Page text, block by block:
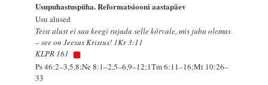
Usupuhastuspüha. Reformatsiooni aastapäev
Usu alused
Teist alust ei saa keegi rajada selle kõrvale, mis juba olemas
– see on Jeesus Kristus! 1Kr 3:11
KLPR 161
Ps 46:2–3,5,8;Ne 8:1–2,5–6,9–12;1Tm 6:11–16;Mt 10:26–
33